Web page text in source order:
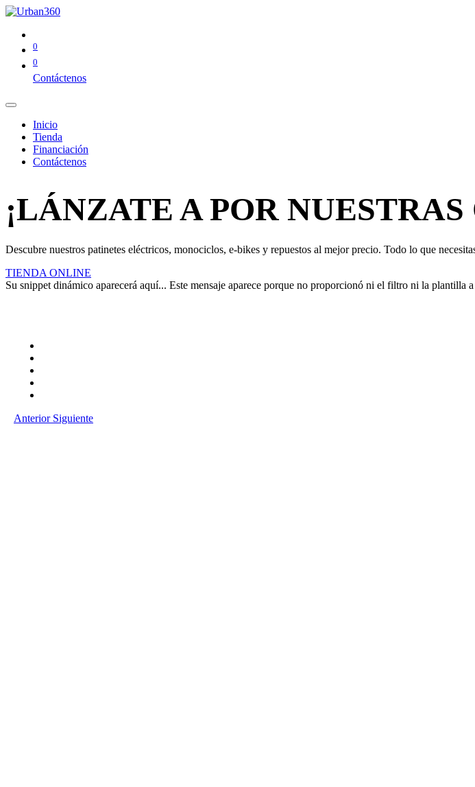
0
0
Contáctenos
Inicio
Tienda
Financiación
Contáctenos
¡LÁNZATE A POR
Descubre nuestros patinetes eléctricos, monociclos, e-bikes y repuestos al mejor precio. Todo lo que
TIENDA ONLINE
Su snippet dinámico aparecerá aquí... Este mensaje aparece porque no proporcionó ni el filtro ni la plantilla a
Anterior Siguiente